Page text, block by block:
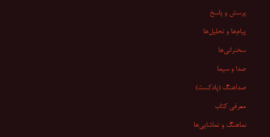
پرسش و پاسخ
پیام‌ها و تحلیل‌ها
سخنرانی‏‏‌ها
صدا و سیما
صداهنگ (پادکست)
معرفی کتاب
نماهنگ و تماشایی‌ها